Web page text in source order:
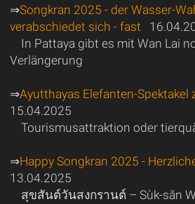
⇒Songkran 2025 - der Wasser-
verabschiedet sich - fast
In Pattaya gibt es mit Wan Lai
Verlängerung
⇒Ayutthayas Elefanten-Spektakel
15.04.2025
Tourismusattraktion oder
⇒Happy Songkran 2025 -
13.04.2025
สุขสันต์วันสงกรานต์ – Sùk-săn